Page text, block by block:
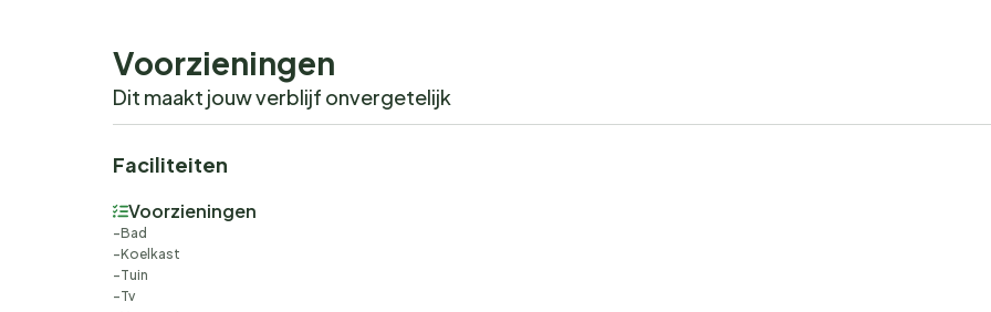
Voorzieningen
Dit maakt jouw verblijf onvergetelijk
Faciliteiten
Voorzieningen
Bad
Koelkast
Tuin
Tv